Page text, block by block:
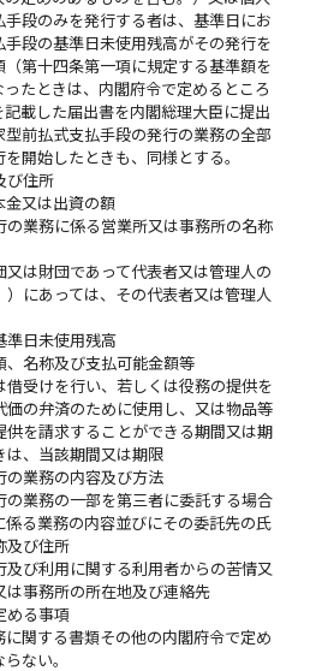
段のみを発行する者は、基準日にお
段の基準日未使用残高がその発行を
第十四条第一項に規定する基準額を
たときは、内閣府令で定めるところ
載した届出書を内閣総理大臣に提出
型前払式支払手段の発行の業務の全部
開始したときも、同様とする。
び住所
金又は出資の額
の業務に係る営業所又は事務所の名称
又は財団であって代表者又は管理人の
にあっては、その代表者又は管理人
準日未使用残高
、名称及び支払可能金額等
借受けを行い、若しくは役務の提供を
価の弁済のために使用し、又は物品等
供を請求することができる期間又は期
は、当該期間又は期限
の業務の内容及び方法
の業務の一部を第三者に委託する場合
係る業務の内容並びにその委託先の氏
及び住所
及び利用に関する利用者からの苦情又
は事務所の所在地及び連絡先
める事項
関する書類その他の内閣府令で定め
ない。